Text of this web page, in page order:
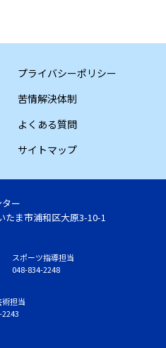
プライバシーポリシー
苦情解決体制
よくある質問
サイトマップ
ー
たま市浦和区大原3-10-1
スポーツ指導担当
048-834-2248
担当